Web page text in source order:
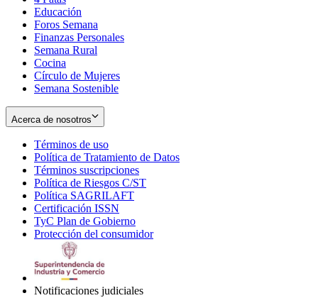
window
new
window
Educación
Foros Semana
Finanzas Personales
Semana Rural
Cocina
Círculo de Mujeres
Semana Sostenible
Acerca de nosotros
Términos de uso
in
new
window
Política de Tratamiento de Datos
Términos suscripciones
in
Política de Riesgos C/ST
Política SAGRILAFT
new
window
Certificación ISSN
in
new
TyC Plan de Gobierno
in
Protección del consumidorOpens
Notificaciones judiciales